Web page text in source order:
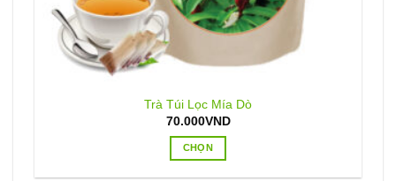
Trà Túi Lọc Mía Dò
70.000VND
CHỌN